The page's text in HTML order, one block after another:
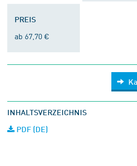
PREIS
ab 67,70 €
INHALTSVERZEICHNIS
PDF (DE)